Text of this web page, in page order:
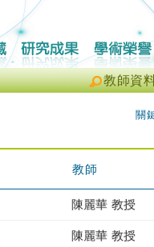
教師資
關
教師
陳麗華 教授
陳麗華 教授